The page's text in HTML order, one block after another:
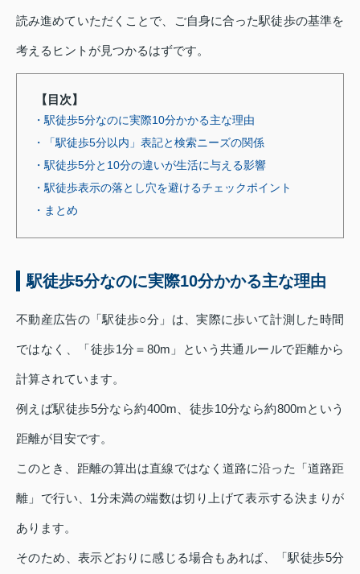
読み進めていただくことで、ご自身に合った駅徒歩の基準を
考えるヒントが見つかるはずです。
【目次】
・駅徒歩5分なのに実際10分かかる主な理由
・「駅徒歩5分以内」表記と検索ニーズの関係
・駅徒歩5分と10分の違いが生活に与える影響
・駅徒歩表示の落とし穴を避けるチェックポイント
・まとめ
駅徒歩5分なのに実際10分かかる主な理由
不動産広告の「駅徒歩○分」は、実際に歩いて計測した時間
ではなく、「徒歩1分＝80m」という共通ルールで距離から
計算されています。
例えば駅徒歩5分なら約400m、徒歩10分なら約800mという
距離が目安です。
このとき、距離の算出は直線ではなく道路に沿った「道路距
離」で行い、1分未満の端数は切り上げて表示する決まりが
あります。
そのため、表示どおりに感じる場合もあれば、「駅徒歩5分